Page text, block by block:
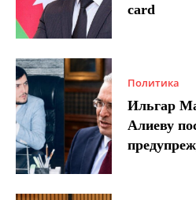
card
Политика
Ильгар
Алиеву